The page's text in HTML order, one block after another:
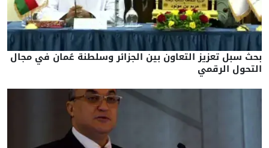
بحث سبل تعزيز التعاون بين الجزائر وسلطنة عُمان في مجال
التحول الرقمي